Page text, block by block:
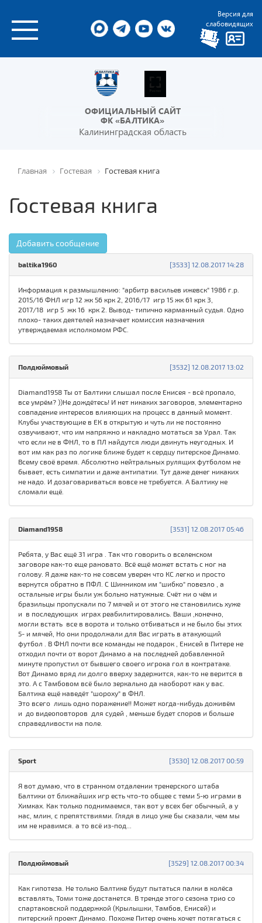
Версия для
слабовидящих
ОФИЦИАЛЬНЫЙ САЙТ
ФК «БАЛТИКА»
Калининградская область
Главная Гостевая Гостевая книга
Гостевая книга
Добавить сообщение
[3533] 12.08.2017 14:28
baltika1960
Информация к размышлению: "арбитр васильев ижевск" 1986 г.р.
2015/16 ФНЛ игр 12 жк 56 крк 2, 2016/17 игр 15 жк 61 крк 3,
2017/18 игр 5 жк 16 крк 2. Вывод- типично карманный судья. Одно
плохо- таких деятелей назначает комиссия назначения
утверждаемая исполкомом РФС.
[3532] 12.08.2017 13:02
Полдюймовый
Diamand1958 Ты от Балтики слышал после Енисея - всё пропало,
все умрём? ))Не дождётесь! И нет никаких заговоров, элементарно
совпадение интересов влияющих на процесс в данный момент.
Клубы участвующие в ЕК в открытую и чуть ли не постоянно
озвучивают, что им напряжно и накладно мотаться за Урал. Так
что если не в ФНЛ, то в ПЛ найдутся люди двинуть неугодных. И
вот им как раз по логике ближе будет к сердцу питерское Динамо.
Всему своё время. Абсолютно нейтральных рулящих футболом не
бывает, есть симпатии и даже антипатии. Тут даже денег никаких
не надо. И дозаговариваться вовсе не требуется. А Балтику не
сломали ещё.
[3531] 12.08.2017 05:46
Diamand1958
Ребята, у Вас ещё 31 игра . Так что говорить о вселенском
заговоре как-то еще рановато. Всё ещё может встать с ног на
голову. Я даже как-то не совсем уверен что КС легко и просто
вернутся обратно в ПФЛ. С Шинником им "шибко" повезло , а
остальные игры были уж больно натужные. Счёт ни о чём и
бразильцы пропускали по 7 мячей и от этого не становились хуже
и в последующих играх реабилитировались. Ваши ,конечно,
могли встать все в ворота и только отбиваться и не было бы этих
5- и мячей, Но они продолжали для Вас играть в атакующий
футбол . В ФНЛ почти все команды не подарок , Енисей в Питере не
отходил почти от ворот Динамо а на последней добавленной
минуте пропустил от бывшего своего игрока гол в контратаке.
Вот Динамо вряд ли долго вверху задержится, как-то не верится в
это. А с Тамбовом всё было зеркально да наоборот как у вас.
Балтика ещё наведёт "шороху" в ФНЛ.
Это всего лишь одно поражение!! Может когда-нибудь доживём
и до видеоповторов для судей , меньше будет споров и больше
справедливости на поле.
[3530] 12.08.2017 00:59
Sport
Я вот думаю, что в странном отдалении тренерского штаба
Балтики от ближайших игр есть что-то общее с теми 5-ю играми в
Химках. Как только поднимаемся, так вот у всех бег обычный, а у
нас, млин, с препятствиями. Глядя в лицо уже бы сказали, чем мы
им не нравимся. а то всё из-под...
[3529] 12.08.2017 00:34
Полдюймовый
Как гипотеза. Не только Балтике будут пытаться палки в колёса
вставлять, Томи тоже достанется. В тренде этого сезона трио со
спартаковской поддержкой (Крылышки, Тамбов, Енисей) и
питерский проект Динамо. Похоже Питер очень хочет потягаться с